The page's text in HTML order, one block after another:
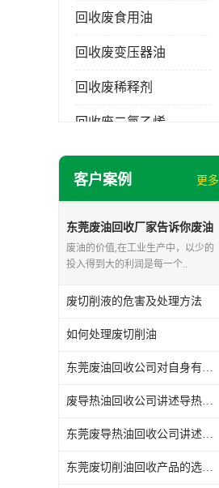
回收废食用油
回收废变压器油
回收废稀释剂
回收废二氯乙烯
回收废清洗剂
回收废三氯乙烯
回收废清洗液
回收废防锈油
回收废火花机油
回收废齿轮油
回收废液压油
回收废溶剂油
回收废四氯乙烯
客户案例 更多
东莞废油回收厂家告诉你废油
的价值
废油的价值,在工业生产中，以少的
投入得到大的利润是每一个..
废切削液的危害及处理方法
如何处理废切削油
东莞废油回收公司对自身有哪些要求
废导热油回收公司讲述导热油检测
东莞废导热油回收公司讲述导热油防护措施
东莞废切削油回收产品的选用分析